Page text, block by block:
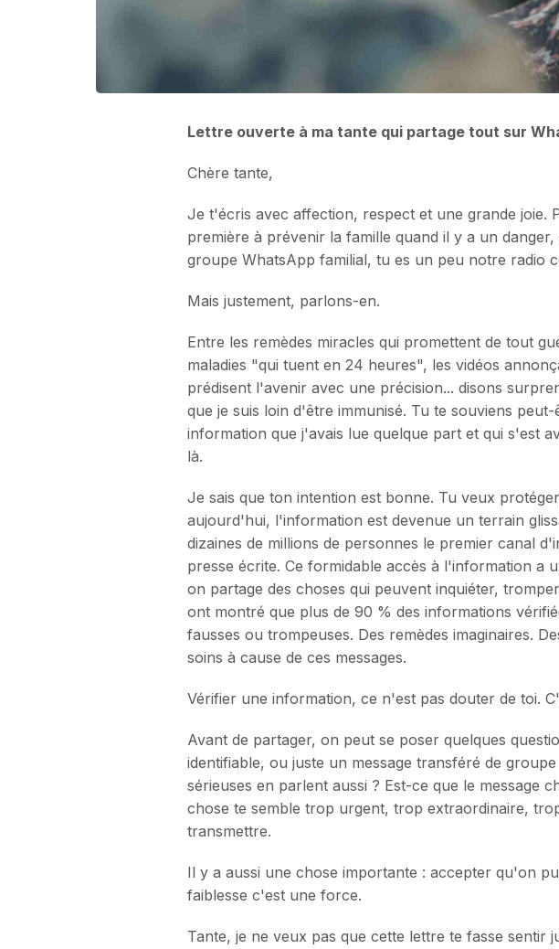
Lettre ouverte à ma tante qui partage tout sur
Chère tante,
Je t'écris avec affection, respect et une grande joie.
première à prévenir la famille quand il y a un
groupe WhatsApp familial, tu es un peu notre radio
Mais justement, parlons-en.
Entre les remèdes miracles qui promettent de tout
maladies "qui tuent en 24 heures", les vidéos
prédisent l'avenir avec une précision... disons
que je suis loin d'être immunisé. Tu te souviens
information que j'avais lue quelque part et qui s'est
là.
Je sais que ton intention est bonne. Tu veux
aujourd'hui, l'information est devenue un terrain
dizaines de millions de personnes le premier canal
presse écrite. Ce formidable accès à l'information
on partage des choses qui peuvent inquiéter,
ont montré que plus de 90 % des informations
fausses ou trompeuses. Des remèdes imaginaires.
soins à cause de ces messages.
Vérifier une information, ce n'est pas douter de toi.
Avant de partager, on peut se poser quelques
identifiable, ou juste un message transféré de
sérieuses en parlent aussi ? Est-ce que le
chose te semble trop urgent, trop extraordinaire,
transmettre.
Il y a aussi une chose importante : accepter qu'on
faiblesse c'est une force.
Tante, je ne veux pas que cette lettre te fasse sentir